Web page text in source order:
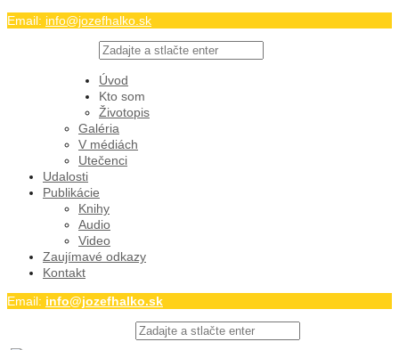
Email: info@jozefhalko.sk
Facebook
Youtube
Úvod
Kto som
Životopis
Galéria
V médiách
Utečenci
Udalosti
Publikácie
Knihy
Audio
Video
Zaujímavé odkazy
Kontakt
Email: info@jozefhalko.sk